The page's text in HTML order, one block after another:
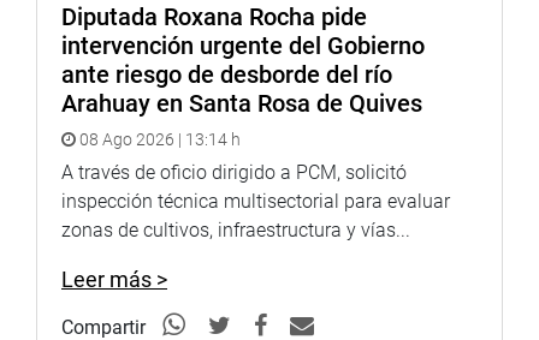
Diputada Roxana Rocha pide
intervención urgente del Gobierno
ante riesgo de desborde del río
Arahuay en Santa Rosa de Quives
08 Ago 2026 | 13:14 h
A través de oficio dirigido a PCM, solicitó
inspección técnica multisectorial para evaluar
zonas de cultivos, infraestructura y vías...
Leer más >
Compartir